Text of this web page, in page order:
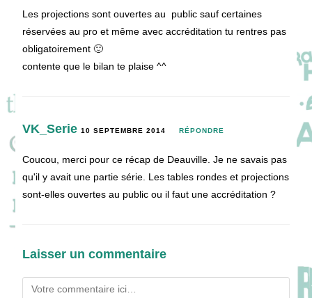
Les projections sont ouvertes au public sauf certaines
réservées au pro et même avec accréditation tu rentres pas
obligatoirement 🙂
contente que le bilan te plaise ^^
VK_Serie 10 SEPTEMBRE 2014 RÉPONDRE
Coucou, merci pour ce récap de Deauville. Je ne savais pas
qu'il y avait une partie série. Les tables rondes et projections
sont-elles ouvertes au public ou il faut une accréditation ?
Laisser un commentaire
Comment